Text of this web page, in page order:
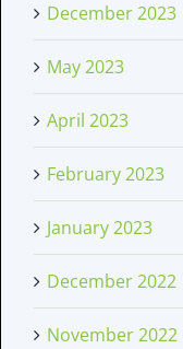
December 2023
May 2023
April 2023
February 2023
January 2023
December 2022
November 2022